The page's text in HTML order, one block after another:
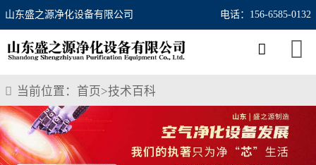
山东盛之源净化设备有限公司 电话：156-6585-0132
当前位置： 首页>技术百科